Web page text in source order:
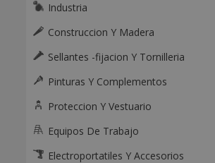
Industria
Construccion Y Madera
Sellantes -fijacion Y Tornilleria
Pinturas Y Complementos
Proteccion Y Vestuario
Equipos De Trabajo
Electroportatiles Y Accesorios